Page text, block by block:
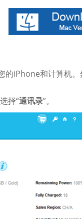
iPhone和计算机
择“通讯录”。